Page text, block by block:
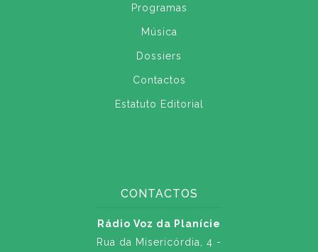
Programas
Música
Dossiers
Contactos
Estatuto Editorial
CONTACTOS
Rádio Voz da Planície
Rua da Misericórdia, 4 -